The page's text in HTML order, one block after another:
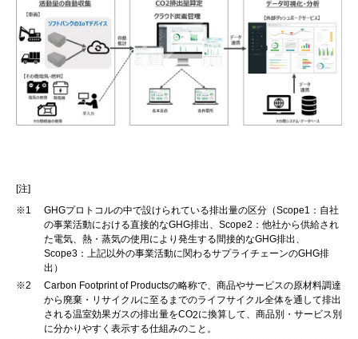
[注]
※1
GHGプロトコルの中で設けられている排出量の区分（Scope1：自社
の事業活動における直接的なGHG排出、Scope2：他社から供給され
た電気、熱・蒸気の使用により発生する間接的なGHG排出、
Scope3：上記以外の事業活動に関わるサプライチェーンのGHG排
出）
※2
Carbon Footprint of Productsの略称で、商品やサービスの原材料調達
から廃棄・リサイクルに至るまでのライフサイクル全体を通して排出
される温室効果ガスの排出量をCO2に換算して、商品別・サービス別
に分かりやすく表示する仕組みのこと。